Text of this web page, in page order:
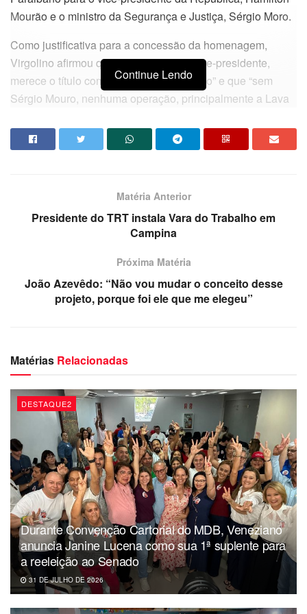
Mourão e o ministro da Segurança e Justiça, Sérgio Moro.
Como justificativa para a concessão da homenagem,
Virgolino afirmou que “Mourão, como vice-presidente,
merece o título como forma de patriotismo” e que “sem
Sérgio Mouro, nenhuma operação, principalmente a Lava
O parlamentar afirmou que pediu “urgência” às comissões
paraibano dado ao ex-presidente Lula.
Continue Lendo
Matéria Anterior
Presidente do TRT instala Vara do Trabalho em
Campina
Próxima Matéria
João Azevêdo: “Não vou mudar o conceito desse
projeto, porque foi ele que me elegeu”
Matérias Relacionadas
DESTAQUE2
Durante Convenção Cartorial do MDB, Veneziano
anuncia Janine Lucena como sua 1ª suplente para
a reeleição ao Senado
31 DE JULHO DE 2026